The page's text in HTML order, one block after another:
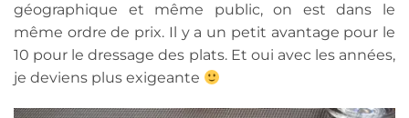
géographique et même public, on est dans le
même ordre de prix. Il y a un petit avantage pour le
10 pour le dressage des plats. Et oui avec les années,
je deviens plus exigeante